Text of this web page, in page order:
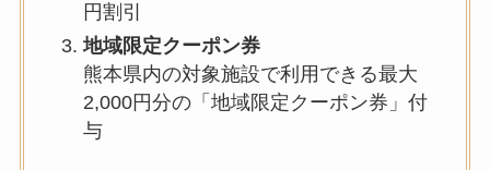
円割引
地域限定クーポン券
熊本県内の対象施設で利用できる最大
2,000円分の「地域限定クーポン券」付
与